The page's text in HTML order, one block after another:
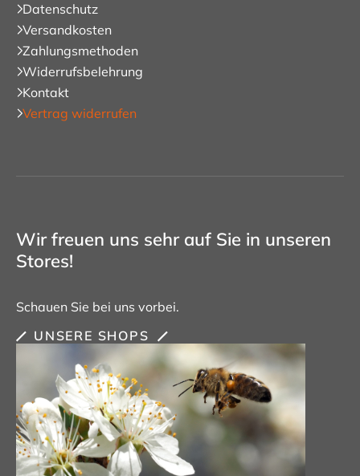
Datenschutz
Versandkosten
Zahlungsmethoden
Widerrufsbelehrung
Kontakt
Vertrag widerrufen
Wir freuen uns sehr auf Sie in unseren
Stores!
Schauen Sie bei uns vorbei.
UNSERE SHOPS